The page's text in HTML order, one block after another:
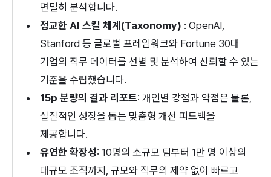
면밀히 분석합니다.
정교한 AI 스킬 체계(Taxonomy) : OpenAI,
Stanford 등 글로벌 프레임워크와 Fortune 30대
기업의 직무 데이터를 선별 및 분석하여 신뢰할 수 있는
기준을 수립했습니다.
15p 분량의 결과 리포트: 개인별 강점과 약점은 물론,
실질적인 성장을 돕는 맞춤형 개선 피드백을
제공합니다.
유연한 확장성: 10명의 소규모 팀부터 1만 명 이상의
대규모 조직까지, 규모와 직무의 제약 없이 빠르고